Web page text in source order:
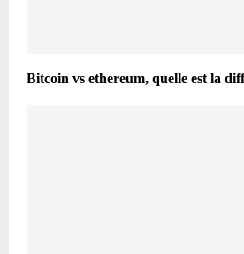
Bitcoin vs ethereum, quelle est la